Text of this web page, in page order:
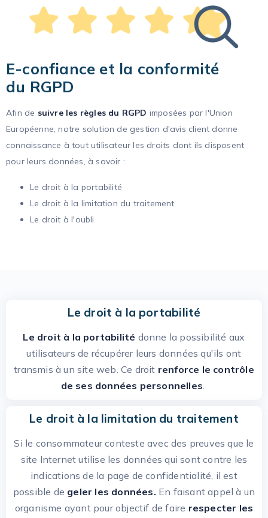
E-confiance et la conformité
du RGPD
Afin de suivre les règles du RGPD imposées par l'Union
Européenne, notre solution de gestion d'avis client donne
connaissance à tout utilisateur les droits dont ils disposent
pour leurs données, à savoir :
Le droit à la portabilité
Le droit à la limitation du traitement
Le droit à l'oubli
Le droit à la portabilité
Le droit à la portabilité donne la possibilité aux
utilisateurs de récupérer leurs données qu'ils ont
transmis à un site web. Ce droit renforce le contrôle
de ses données personnelles.
Le droit à la limitation du traitement
Si le consommateur conteste avec des preuves que le
site Internet utilise les données qui sont contre les
indications de la page de confidentialité, il est
possible de geler les données. En faisant appel à un
organisme ayant pour objectif de faire respecter les